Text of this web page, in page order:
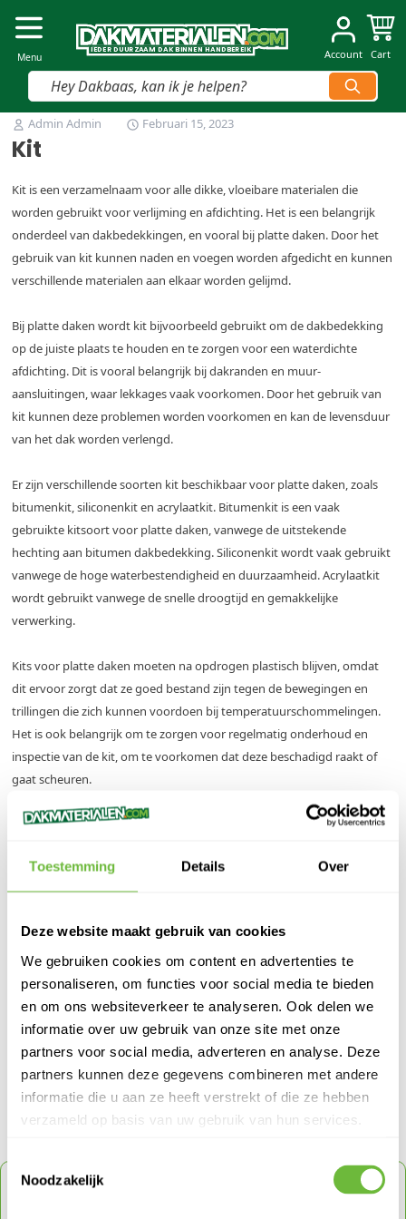
Toestemming Details Over
Deze website maakt gebruik van cookies
We gebruiken cookies om content en advertenties te
personaliseren, om functies voor social media te bieden
en om ons websiteverkeer te analyseren. Ook delen we
informatie over uw gebruik van onze site met onze
partners voor social media, adverteren en analyse. Deze
partners kunnen deze gegevens combineren met andere
informatie die u aan ze heeft verstrekt of die ze hebben
verzameld op basis van uw gebruik van hun services.
Toestemmingsselectie
Noodzakelijk
IEDERDUURZ AAMDAKB INNENHANDBEREIK
IEDERDUURZ AAMDAKB INNENHANDBEREIK
Dakmaterialen.com
Vind snel jouw product
Account Cart
Menu
Ga naar de inhoud
Admin Admin Februari 15, 2023
Kit
Kit is een verzamelnaam voor alle dikke, vloeibare materialen die
worden gebruikt voor verlijming en afdichting. Het is een belangrijk
onderdeel van dakbedekkingen, en vooral bij platte daken. Door het
gebruik van kit kunnen naden en voegen worden afgedicht en kunnen
verschillende materialen aan elkaar worden gelijmd.
Bij platte daken wordt kit bijvoorbeeld gebruikt om de dakbedekking
op de juiste plaats te houden en te zorgen voor een waterdichte
afdichting. Dit is vooral belangrijk bij dakranden en muur-
aansluitingen, waar lekkages vaak voorkomen. Door het gebruik van
kit kunnen deze problemen worden voorkomen en kan de levensduur
van het dak worden verlengd.
Er zijn verschillende soorten kit beschikbaar voor platte daken, zoals
bitumenkit, siliconenkit en acrylaatkit. Bitumenkit is een vaak
gebruikte kitsoort voor platte daken, vanwege de uitstekende
hechting aan bitumen dakbedekking. Siliconenkit wordt vaak gebruikt
vanwege de hoge waterbestendigheid en duurzaamheid. Acrylaatkit
wordt gebruikt vanwege de snelle droogtijd en gemakkelijke
verwerking.
Kits voor platte daken moeten na opdrogen plastisch blijven, omdat
dit ervoor zorgt dat ze goed bestand zijn tegen de bewegingen en
trillingen die zich kunnen voordoen bij temperatuurschommelingen.
Het is ook belangrijk om te zorgen voor regelmatig onderhoud en
inspectie van de kit, om te voorkomen dat deze beschadigd raakt of
gaat scheuren.
Heeft deze pagina je geholpen?
Ja
ADMIN ADMIN
Meer Dakbazen Dakblogs van Admin Admin
> Subsidie voor dakisolatie in 2026: zo haal je het maximale eruit
> Kniebescherming op het werk
> Fento - Kniebeschermers
ONTVANG
OP JE VOLGENDE